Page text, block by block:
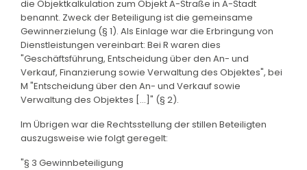
die Objektkalkulation zum Objekt A-Straße in A-Stadt
benannt. Zweck der Beteiligung ist die gemeinsame
Gewinnerzielung (§ 1). Als Einlage war die Erbringung von
Dienstleistungen vereinbart: Bei R waren dies
"Geschäftsführung, Entscheidung über den An- und
Verkauf, Finanzierung sowie Verwaltung des Objektes", bei
M "Entscheidung über den An- und Verkauf sowie
Verwaltung des Objektes [...]" (§ 2).
Im Übrigen war die Rechtsstellung der stillen Beteiligten
auszugsweise wie folgt geregelt:
"§ 3 Gewinnbeteiligung